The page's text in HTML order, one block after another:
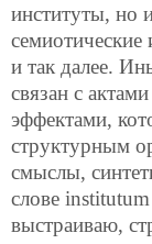
институты, но
семиотические
и так далее.
связан с
эффектами,
структурным
смыслы,
слове
выстраиваю,